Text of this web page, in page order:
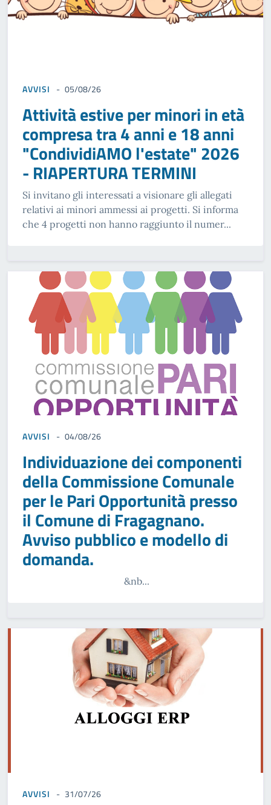
AVVISI 05/08/26
Attività estive per minori in età
compresa tra 4 anni e 18 anni
"CondividiAMO l'estate" 2026
- RIAPERTURA TERMINI
Si invitano gli interessati a visionare gli allegati
relativi ai minori ammessi ai progetti. Si informa
che 4 progetti non hanno raggiunto il numer...
AVVISI 04/08/26
Individuazione dei componenti
della Commissione Comunale
per le Pari Opportunità presso
il Comune di Fragagnano.
Avviso pubblico e modello di
domanda.
&nb...
AVVISI 31/07/26